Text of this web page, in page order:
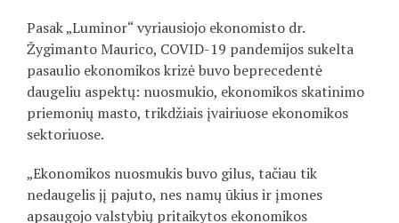
Pasak „Luminor“ vyriausiojo ekonomisto dr.
Žygimanto Maurico, COVID-19 pandemijos sukelta
pasaulio ekonomikos krizė buvo beprecedentė
daugeliu aspektų: nuosmukio, ekonomikos skatinimo
priemonių masto, trikdžiais įvairiuose ekonomikos
sektoriuose.
„Ekonomikos nuosmukis buvo gilus, tačiau tik
nedaugelis jį pajuto, nes namų ūkius ir įmones
apsaugojo valstybių pritaikytos ekonomikos